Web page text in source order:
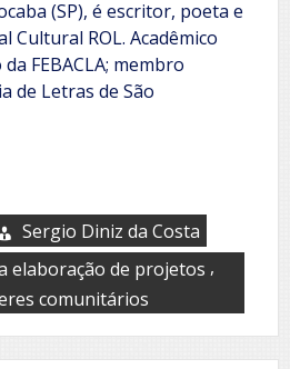
(SP), é escritor, poeta e
Cultural ROL. Acadêmico
FEBACLA; membro
de Letras de São
Sergio Diniz da Costa
elaboração de projetos ,
comunitários